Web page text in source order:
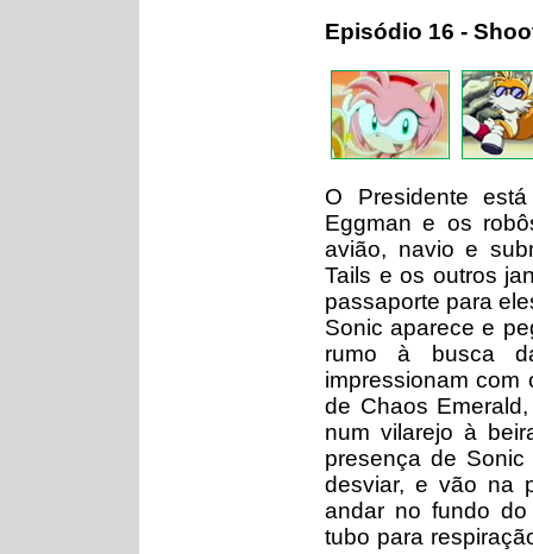
Episódio 16 -
O Presidente
Eggman e os
avião, navio e
Tails e os outros
passaporte para
Sonic aparece e
rumo à busca
impressionam com
de Chaos
num vilarejo à
presença de
desviar, e vão na
andar no fundo do
tubo para